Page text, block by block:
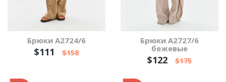
Брюки А2724/6
$111 $158
Брюки А2727/6
бежевые
$122 $175